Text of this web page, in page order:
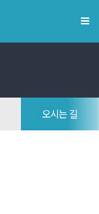
오시는 길